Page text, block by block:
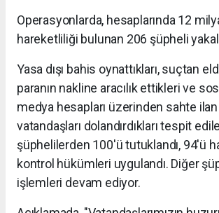
Operasyonlarda, hesaplarında 12
hareketliliği bulunan 206 şüpheli
Yasa dışı bahis oynattıkları, suçtan
paranın nakline aracılık ettikleri ve
medya hesapları üzerinden sahte
vatandaşları dolandırdıkları tespit
şüphelilerden 100'ü tutuklandı, 94'ü
kontrol hükümleri uygulandı. Diğer
işlemleri devam ediyor.